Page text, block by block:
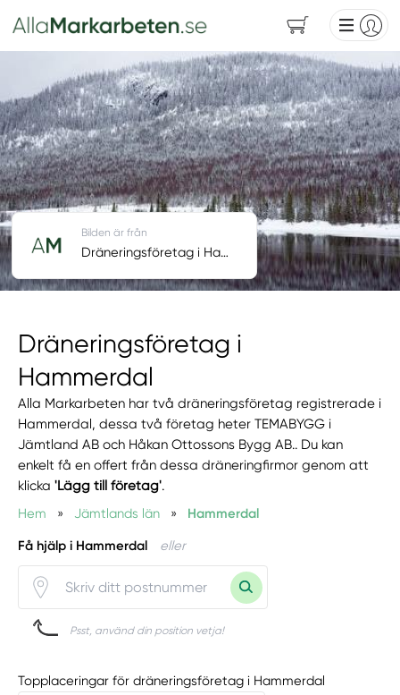
Dräneringsföretag i
Hammerdal
Alla Markarbeten har två dräneringsföretag registrerade i
Hammerdal, dessa två företag heter TEMABYGG i
Jämtland AB och Håkan Ottossons Bygg AB.. Du kan
enkelt få en offert från dessa dräneringfirmor genom att
klicka'Lägg till företag'.
Hem
» Jämtlands län » Hammerdal
Få hjälp i Hammerdal eller
Psst, använd din position vetja!
Bilden är från
Dräneringsföretag i Hammerdal
Topplaceringar för dräneringsföretag i Hammerdal